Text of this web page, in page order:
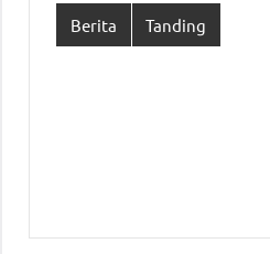
Berita Tanding